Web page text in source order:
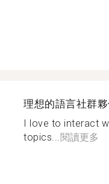
理想的語言社群
I love to interact
topics...閱讀更多